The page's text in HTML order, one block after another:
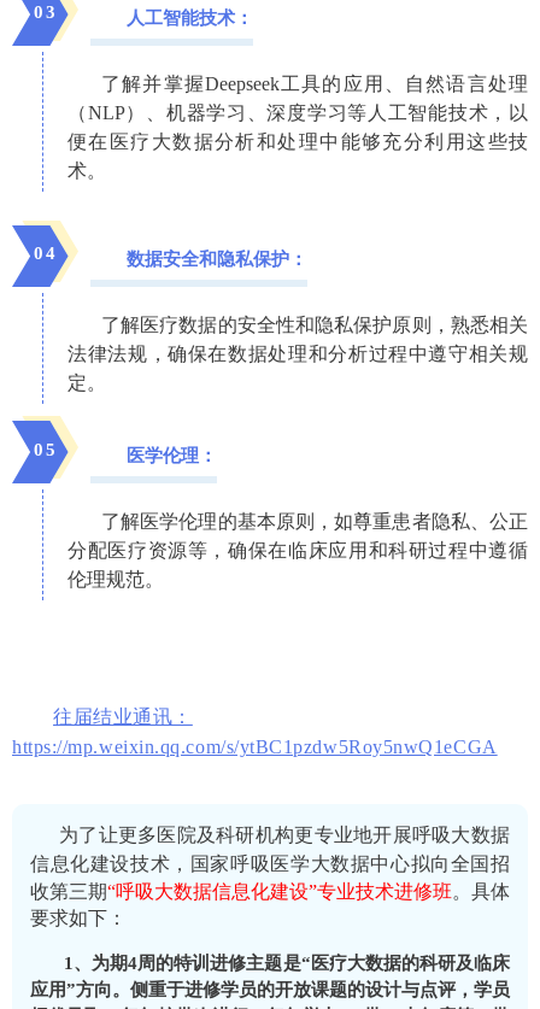
03 人工智能技术：
了解并掌握Deepseek工具的应用、自然语言处理
（NLP）、机器学习、深度学习等人工智能技术，以
便在医疗大数据分析和处理中能够充分利用这些技
术。
04 数据安全和隐私保护：
了解医疗数据的安全性和隐私保护原则，熟悉相关
法律法规，确保在数据处理和分析过程中遵守相关规
定。
05 医学伦理：
了解医学伦理的基本原则，如尊重患者隐私、公正
分配医疗资源等，确保在临床应用和科研过程中遵循
伦理规范。
往届结业通讯：
https://mp.weixin.qq.com/s/ytBC1pzdw5Roy5nwQ1eCGA
为了让更多医院及科研机构更专业地开展呼吸大数据
信息化建设技术 ， 国家呼吸医学大数据中心拟向全国招
收第三期“呼吸大数据信息化建设”专业技术进修班。具体
要求如下：
1、 为期4周的特训进修主题是“医疗大数据的科研及临床
应用”方向。侧重于进修学员的开放课题的设计与点评，学员